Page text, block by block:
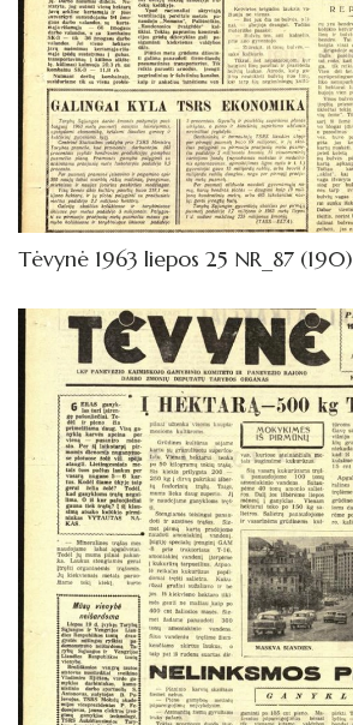
Tėvynė 1963 liepos 25 NR_87 (190)